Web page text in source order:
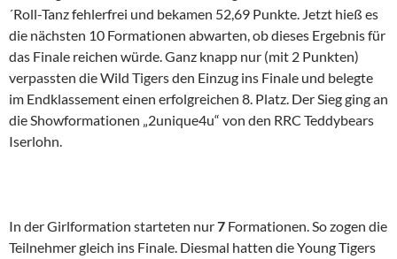
´Roll-Tanz fehlerfrei und bekamen 52,69 Punkte. Jetzt hieß es
die nächsten 10 Formationen abwarten, ob dieses Ergebnis für
das Finale reichen würde. Ganz knapp nur (mit 2 Punkten)
verpassten die Wild Tigers den Einzug ins Finale und belegte
im Endklassement einen erfolgreichen 8. Platz. Der Sieg ging an
die Showformationen „2unique4u“ von den RRC Teddybears
Iserlohn.
In der Girlformation starteten nur7 Formationen. So zogen die
Teilnehmer gleich ins Finale. Diesmal hatten die Young Tigers